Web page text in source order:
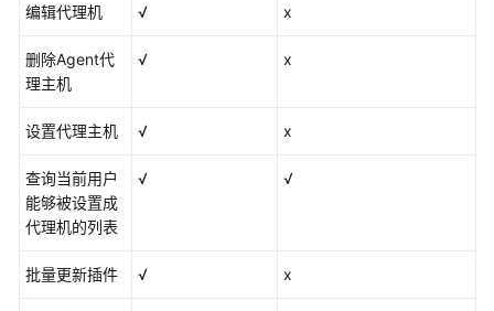
版）
Prometheus
础
设
施
控
编辑代理机 √ x
删除Agent代
理主机
√ x
设置代理主机 √ x
查询当前用户
能够被设置成
代理机的列表
√ √
批量更新插件 √ x